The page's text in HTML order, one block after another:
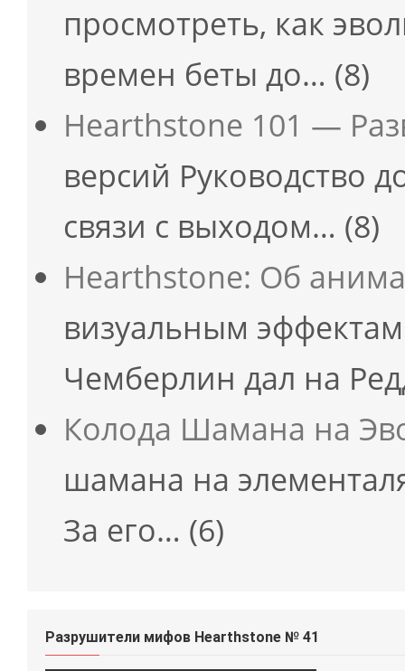
просмотреть, как
времен беты до… (8)
Hearthstone 101 —
версий Руководство
связи с выходом… (8)
Hearthstone: Об
визуальным
Чемберлин дал на
Колода Шамана на
шамана на
За его… (6)
Разрушители мифов Hearthstone № 41